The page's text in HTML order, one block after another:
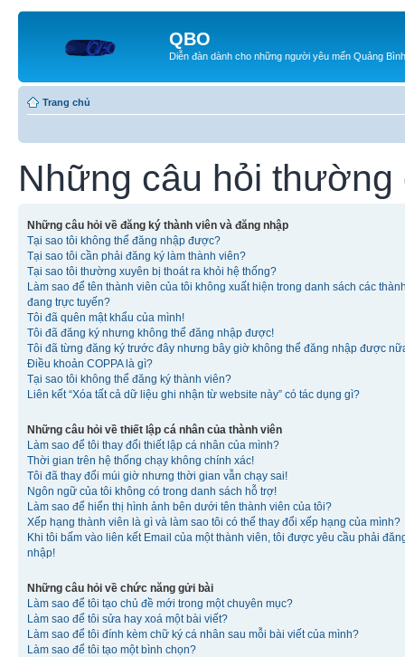
QBO
Diễn đàn dành cho những người yêu mến Quảng Bình
Trang chủ
Những câu hỏi thường
Những câu hỏi về đăng ký thành viên và đăng nhập
Tại sao tôi không thể đăng nhập được?
Tại sao tôi cần phải đăng ký làm thành viên?
Tại sao tôi thường xuyên bị thoát ra khỏi hệ thống?
Làm sao để tên thành viên của tôi không xuất hiện trong danh sách các
đang trực tuyến?
Tôi đã quên mật khẩu của mình!
Tôi đã đăng ký nhưng không thể đăng nhập được!
Tôi đã từng đăng ký trước đây nhưng bây giờ không thể đăng nhập được
Điều khoản COPPA là gì?
Tại sao tôi không thể đăng ký thành viên?
Liên kết “Xóa tất cả dữ liệu ghi nhận từ website này” có tác dụng gì?
Những câu hỏi về thiết lập cá nhân của thành viên
Làm sao để tôi thay đổi thiết lập cá nhân của mình?
Thời gian trên hệ thống chạy không chính xác!
Tôi đã thay đổi múi giờ nhưng thời gian vẫn chạy sai!
Ngôn ngữ của tôi không có trong danh sách hỗ trợ!
Làm sao để hiển thị hình ảnh bên dưới tên thành viên của tôi?
Xếp hạng thành viên là gì và làm sao tôi có thể thay đổi xếp hạng của mình?
Khi tôi bấm vào liên kết Email của một thành viên, tôi được yêu cầu phải
nhập!
Những câu hỏi về chức năng gửi bài
Làm sao để tôi tạo chủ đề mới trong một chuyên mục?
Làm sao để tôi sửa hay xoá một bài viết?
Làm sao để tôi đính kèm chữ ký cá nhân sau mỗi bài viết của mình?
Làm sao để tôi tạo một bình chọn?